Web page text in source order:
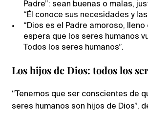
Padre”: sean buenas o malas,
“Él conoce sus necesidades y
“Dios es el Padre amoroso,
espera que los seres humanos
Todos los seres humanos”.
Los hijos de Dios: todos los
“Tenemos que ser conscientes de
seres humanos son hijos de Dios”,